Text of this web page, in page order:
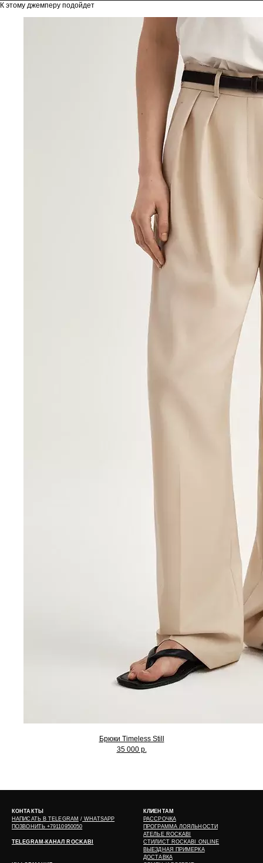
К этому джемперу подойдет
Брюки Timeless Still
35 000 р.
КОНТАКТЫ
НАПИСАТЬ ВTELEGRAM / WHATSAPP
ПОЗВОНИТЬ +79110950050
TELEGRAM-КАНАЛ ROCKABI
КЛИЕНТАМ
РАССРОЧКА
ПРОГРАММА ЛОЯЛЬНОСТИ
АТЕЛЬЕ ROCKABI
СТИЛИСТ ROCKABI ONLINE
ВЫЕЗДНАЯ ПРИМЕРКА
ДОСТАВКА